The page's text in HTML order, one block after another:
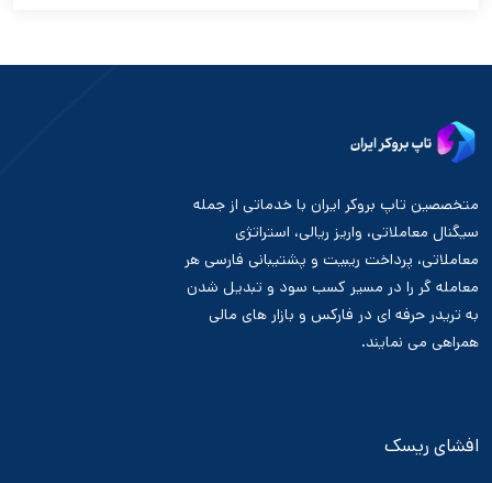
متخصصین تاپ بروکر ایران با خدماتی از جمله
سیگنال معاملاتی، واریز ریالی، استراتژی
معاملاتی، پرداخت ریبیت و پشتیبانی فارسی هر
معامله گر را در مسیر کسب سود و تبدیل شدن
به تریدر حرفه ای در فارکس و بازار های مالی
همراهی می نمایند.
افشای ریسک